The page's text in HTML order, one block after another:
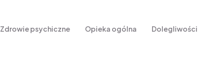
Zdrowie psychiczne Opieka ogólna Dolegliwości